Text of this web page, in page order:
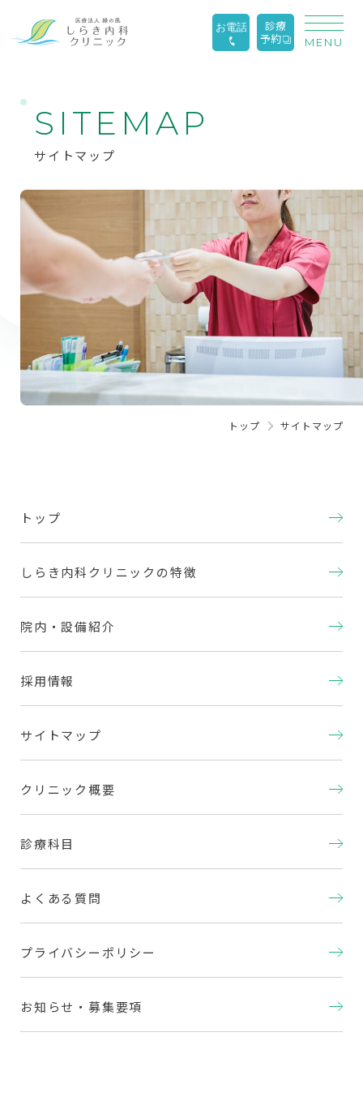
お電話
診療
予約
MENU
S I T E MA P
サイトマップ
トップ サイトマップ
トップ
しらき内科クリニックの特徴
院内・設備紹介
採用情報
サイトマップ
クリニック概要
診療科目
よくある質問
プライバシーポリシー
お知らせ・募集要項